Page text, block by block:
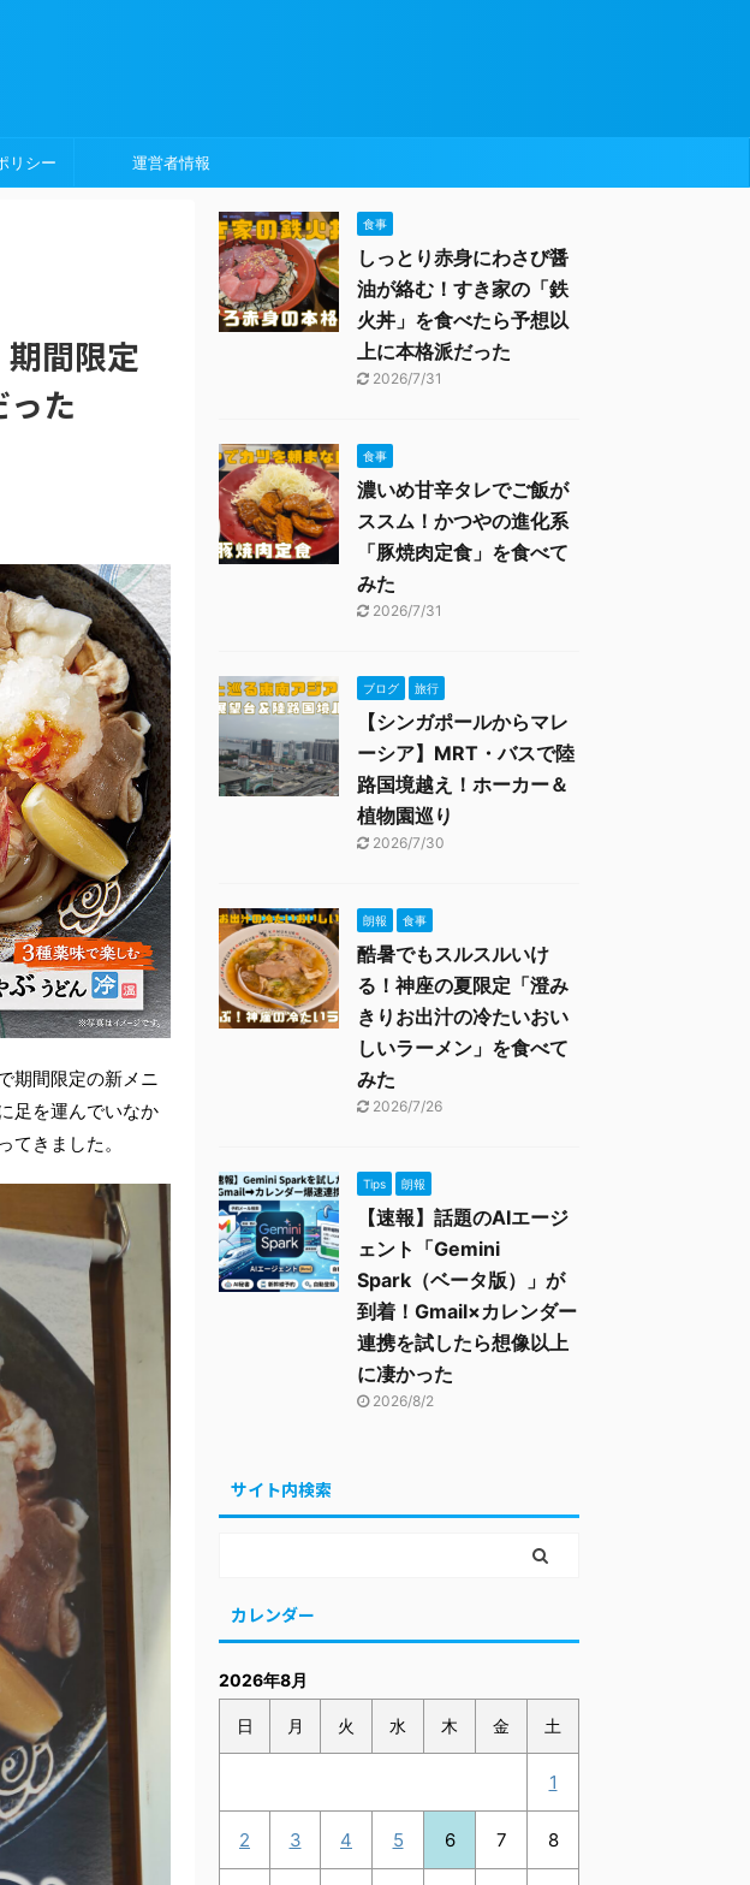
リシー 運営者情報
期間限定
た
期間限定の新メニ
足を運んでいなか
きました。
食事
しっとり赤身にわさび醤
油が絡む！すき家の「鉄
火丼」を食べたら予想以
上に本格派だった
2026/7/31
食事
濃いめ甘辛タレでご飯が
ススム！かつやの進化系
「豚焼肉定食」を食べて
みた
2026/7/31
ブログ 旅行
【シンガポールからマレ
ーシア】MRT・バスで陸
路国境越え！ホーカー＆
植物園巡り
2026/7/30
朗報 食事
酷暑でもスルスルいけ
る！神座の夏限定「澄み
きりお出汁の冷たいおい
しいラーメン」を食べて
みた
2026/7/26
Tips 朗報
【速報】話題のAIエージ
ェント「Gemini
Spark（ベータ版）」が
到着！Gmail×カレンダー
連携を試したら想像以上
に凄かった
2026/8/2
サイト内検索
カレンダー
2026年8月
日 月 火 水 木 金 土
1
2 3 4 5 6 7 8